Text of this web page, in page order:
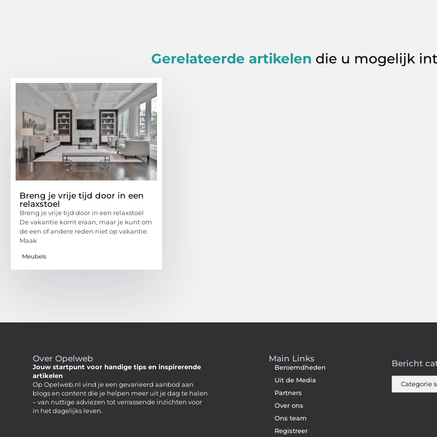
Gerelateerde artikelen die u mogelijk
Breng je vrije tijd door in een
relaxstoel
Breng je vrije tijd door in een relaxstoel
De vakantie komt eraan, maar je kunt om
de een of andere reden niet op vakantie.
Maak
Meubels
Over Opelweb
Jouw startpunt voor handige tips en inspirerende
artikelen
Op Opelweb.nl vind je een gevarieerd aanbod aan
blogs en content die je helpen meer uit je dag te halen
– van nuttige adviezen tot verrassende inzichten voor
in het dagelijks leven.
Main Links
Beroemdheden
Uit de Media
Partners
Over ons
Ons team
Registreer
Bericht